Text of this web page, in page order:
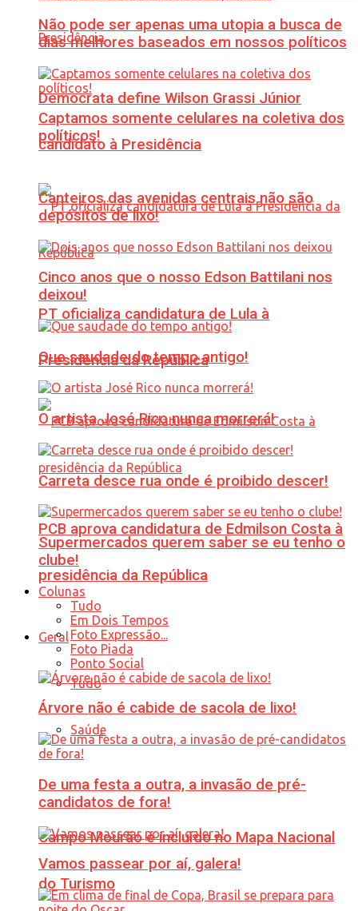
Democrata define Wilson Grassi Júnior
candidato à Presidência
PT oficializa candidatura de Lula à
Presidência da República
PCB aprova candidatura de Edmilson Costa à
presidência da República
Geral
Tudo
Saúde
Campo Mourão é incluído no Mapa Nacional
do Turismo
Não pode ser apenas uma utopia a busca de
dias melhores baseados em nossos políticos
Captamos somente celulares na coletiva dos
políticos!
Canteiros das avenidas centrais não são
depósitos de lixo!
Cinco anos que o nosso Edson Battilani nos
deixou!
Que saudade do tempo antigo!
O artista José Rico nunca morrerá!
Carreta desce rua onde é proibido descer!
Supermercados querem saber se eu tenho o
clube!
Colunas
Tudo
Em Dois Tempos
Foto Expressão...
Foto Piada
Ponto Social
Árvore não é cabide de sacola de lixo!
De uma festa a outra, a invasão de pré-
candidatos de fora!
Vamos passear por aí, galera!